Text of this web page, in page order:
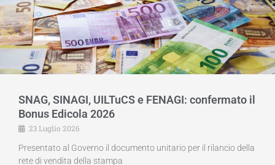
SNAG, SINAGI, UILTuCS e FENAGI: confermato il
Bonus Edicola 2026
23 Luglio 2026
Presentato al Governo il documento unitario per il rilancio della
rete di vendita della stampa